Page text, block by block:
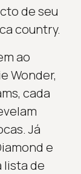
de seu
country.
ao
Wonder,
cada
Já
e
lista de